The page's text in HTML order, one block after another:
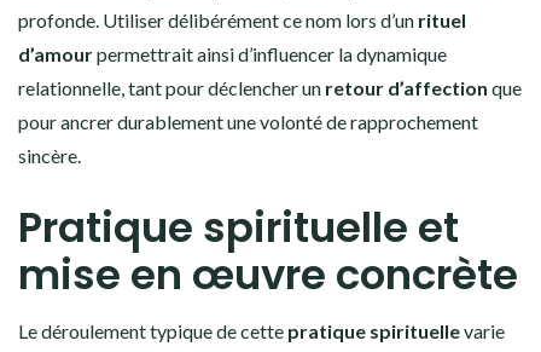
profonde. Utiliser délibérément ce nom lors d’un rituel
d’amourpermettrait ainsi d’influencer la dynamique
relationnelle, tant pour déclencher un retour d’affection que
pour ancrer durablement une volonté de rapprochement
sincère.
Pratique spirituelle et
mise en œuvre concrète
Le déroulement typique de cette pratique spirituellevarie